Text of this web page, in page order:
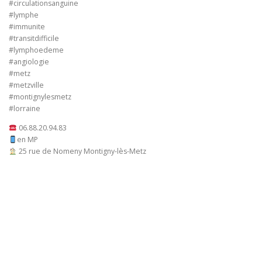
#circulationsanguine
#lymphe
#immunite
#transitdifficile
#lymphoedeme
#angiologie
#metz
#metzville
#montignylesmetz
#lorraine
06.88.20.94.83
en MP
25 rue de Nomeny Montigny-lès-Metz